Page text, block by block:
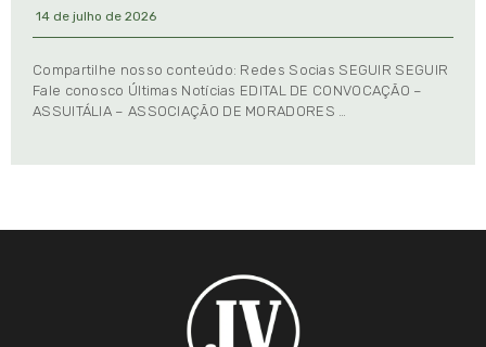
14 de julho de 2026
Compartilhe nosso conteúdo: Redes Socias SEGUIR SEGUIR
Fale conosco Últimas Notícias EDITAL DE CONVOCAÇÃO –
ASSUITÁLIA – ASSOCIAÇÃO DE MORADORES …